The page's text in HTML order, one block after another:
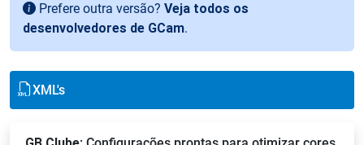
Prefere outra versão? Veja todos os
desenvolvedores de GCam.
XML's